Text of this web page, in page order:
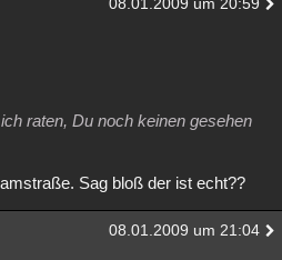
08.01.2009 um 20:59
raten, Du noch keinen gesehen
Sag bloß der ist echt??
08.01.2009 um 21:04